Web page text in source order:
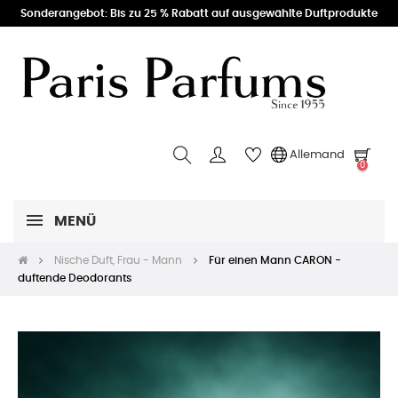
Sonderangebot: Bis zu 25 % Rabatt auf ausgewählte Duftprodukte
Allemand
0
MENÜ
Nische Duft, Frau - Mann
Für einen Mann CARON -
duftende Deodorants